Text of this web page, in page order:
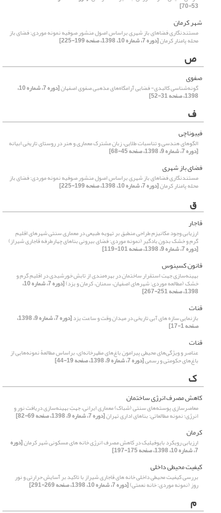
53-70]
شهر کرمان
مستندنگاری فضاهای باز شهری براساس اصول منشور صوفیه نمونه موردی: فضای باز
محله پامنار کرمان[دوره 7، شماره 10، 1398، صفحه 199-225]
ص
صفوی
گونه‌شناسی کالبدی- فضایی آرامگاه‌های مذهبی صفوی اصفهان [دوره 7، شماره 10،
1398، صفحه 31-52]
ف
فیبوناچی
الگوهای هندسی و تناسبات طلایی، زبان مشترک معماری و هنر در روستای تاریخی ابیانه
[دوره 7، شماره 9، 1398، صفحه 45-68]
فضای باز شهری
مستندنگاری فضاهای باز شهری براساس اصول منشور صوفیه نمونه موردی: فضای باز
محله پامنار کرمان[دوره 7، شماره 10، 1398، صفحه 199-225]
ق
قاجار
ارزیابی وجود مکانیزم طراحی منطبق بر تهویه طبیعی در معماری سنتی شهرهای اقلیم
گرم و خشک بدون بادگیر (نمونه موردی: فضای بیرونی بناهای چهارطرفه قاجاری شیراز)
[دوره 7، شماره 9، 1398، صفحه 101-119]
قانون کسینوس
بهینه‌سازی جهت استقرار ساختمان در بهره‌مندی از تابش خورشیدی در اقلیم گرم و
خشک (مطالعه موردی: شهرهای اصفهان، سمنان، کرمان و یزد) [دوره 7، شماره 10،
1398، صفحه 251-267]
قنات
بازنمایی سازه های آبی تاریخی در میدان وقت و ساعت یزد [دوره 7، شماره 9، 1398،
صفحه 1-17]
قنات
عناصر و ویژگی‌های محیطی پیرامون باغ‌های مظهرخانه‌ای، براساس مطالعۀ نمونه‌هایی از
باغ‌های حکومتی و رسمی[دوره 7، شماره 9، 1398، صفحه 19-44]
ک
کاهش مصرف انرژی ساختمان
معاصرسازی پوسته‌های سنتی (شباک) معماری ایرانی، جهتِ بهینه‌سازی دریافت نور و
انرژی؛ نمونه مطالعاتی: بناهای اداری تهران[دوره 7، شماره 9، 1398، صفحه 69-82]
کرمان
ارزیابی رویکرد بایوفیلیک در کاهش مصرف انرژی خانه های مسکونی شهر کرمان[دوره
7، شماره 10، 1398، صفحه 175-197]
کیفیت محیطی داخلی
بررسی کیفیت محیطی داخلی خانه های قاجاری شیراز با تاکید بر آسایش حرارتی و نور
روز (نمونه موردی: خانه نعمتی)[دوره 7، شماره 10، 1398، صفحه 269-291]
م